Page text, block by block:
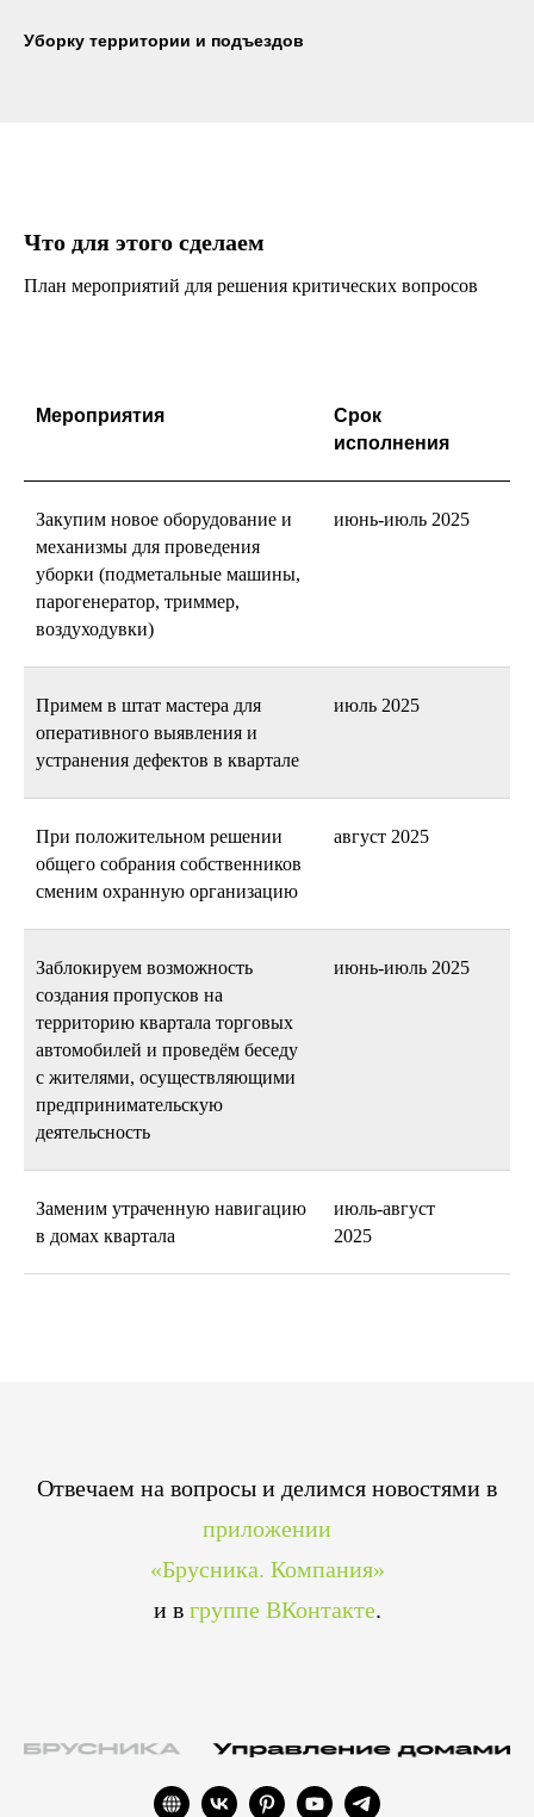
Уборку территории и подъездов
Что для этого сделаем
План мероприятий для решения критических вопросов
Мероприятия
Срок
исполнения
Закупим новое оборудование и
механизмы для проведения
уборки (подметальные машины,
парогенератор, триммер,
воздуходувки)
июнь-июль 2025
Примем в штат мастера для
оперативного выявления и
устранения дефектов в квартале
июль 2025
При положительном решении
общего собрания собственников
сменим охранную организацию
август 2025
Заблокируем возможность
создания пропусков на
территорию квартала торговых
автомобилей и проведём беседу
с жителями, осуществляющими
предпринимательскую
деятельсность
июнь-июль 2025
Заменим утраченную навигацию
в домах квартала
июль-август
2025
Отвечаем на вопросы и делимся новостями в
приложении
«Брусника. Компания»
и в группе ВКонтакте.